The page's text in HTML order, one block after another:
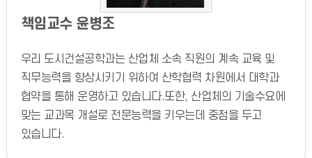
책임교수 윤병조
우리 도시건설공학과는 산업체 소속 직원의 계속 교육 및
직무능력을 향상시키기 위하여 산학협력 차원에서 대학과
협약을 통해 운영하고 있습니다.또한, 산업체의 기술수요에
맞는 교과목 개설로 전문능력을 키우는데 중점을 두고
있습니다.